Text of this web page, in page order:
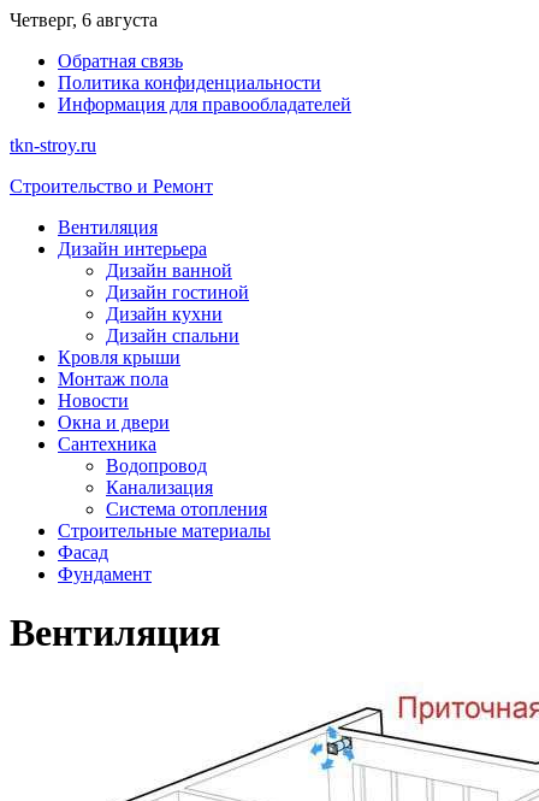
Перейти
содержимому
Четверг, 6 августа
Обратная связь
Политика конфиденциальности
Информация для правообладателей
tkn-stroy.ru
Строительство и Ремонт
Вентиляция
Дизайн интерьера
Дизайн ванной
Дизайн гостиной
Дизайн кухни
Дизайн спальни
Кровля крыши
Монтаж пола
Новости
Окна и двери
Сантехника
Водопровод
Канализация
Система отопления
Строительные материалы
Фасад
Фундамент
Вентиляция